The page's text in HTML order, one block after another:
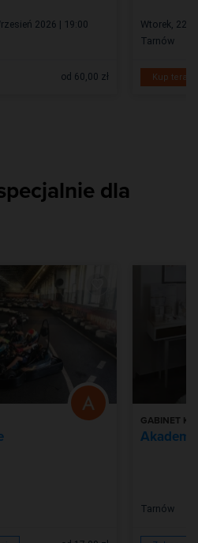
2026 | 19:00
od 60,00 zł
Wtorek, 22
Tarnów
Kup teraz
dla
GABINET
Tarnów